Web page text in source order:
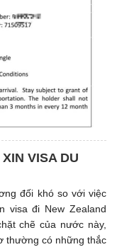
VISA DU
đối khó so với việc
visa đi New Zealand
chẽ của nước này,
thường có những thắc